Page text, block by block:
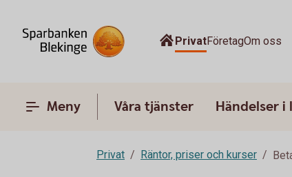
PrivatFöretagOm oss
Meny Våra tjänster Händelser i
Privat Räntor, priser och kurser